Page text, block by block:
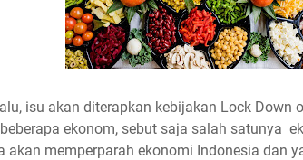
isu akan diterapkan kebijakan Lock Down
ekonom, sebut saja salah satunya
akan memperparah ekonomi Indonesia dan